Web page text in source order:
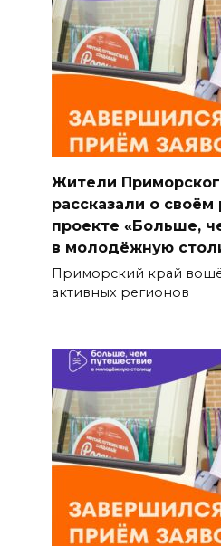
Жители
рассказали о своём
проекте «Больше,
в молодёжную
Приморский край
активных регионов